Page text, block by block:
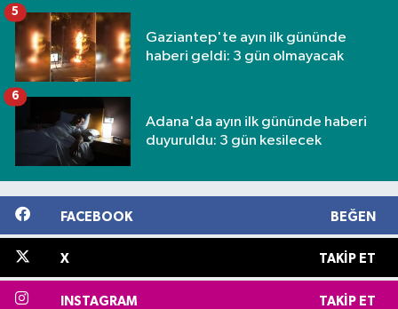
Gaziantep'te ayın ilk gününde
haberi geldi: 3 gün olmayacak
5
Adana'da ayın ilk gününde haberi
duyuruldu: 3 gün kesilecek
6
FACEBOOK BEĞEN
X TAKIP ET
INSTAGRAM TAKIP ET